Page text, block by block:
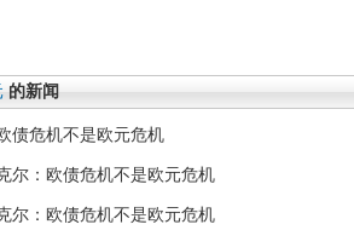
的新闻
债危机不是欧元危机
尔：欧债危机不是欧元危机
尔：欧债危机不是欧元危机